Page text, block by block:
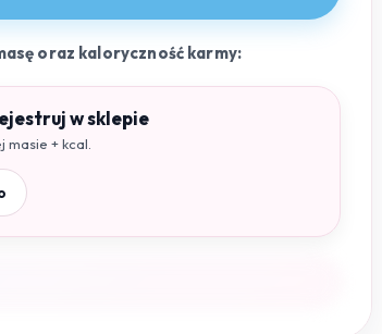
oraz kaloryczność karmy:
w sklepie
+ kcal.